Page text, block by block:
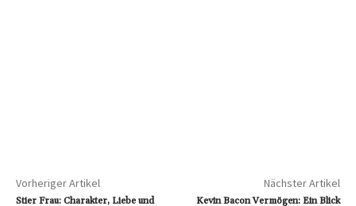
Vorheriger Artikel
Stier Frau: Charakter, Liebe und
Nächster Artikel
Kevin Bacon Vermögen: Ein Blick